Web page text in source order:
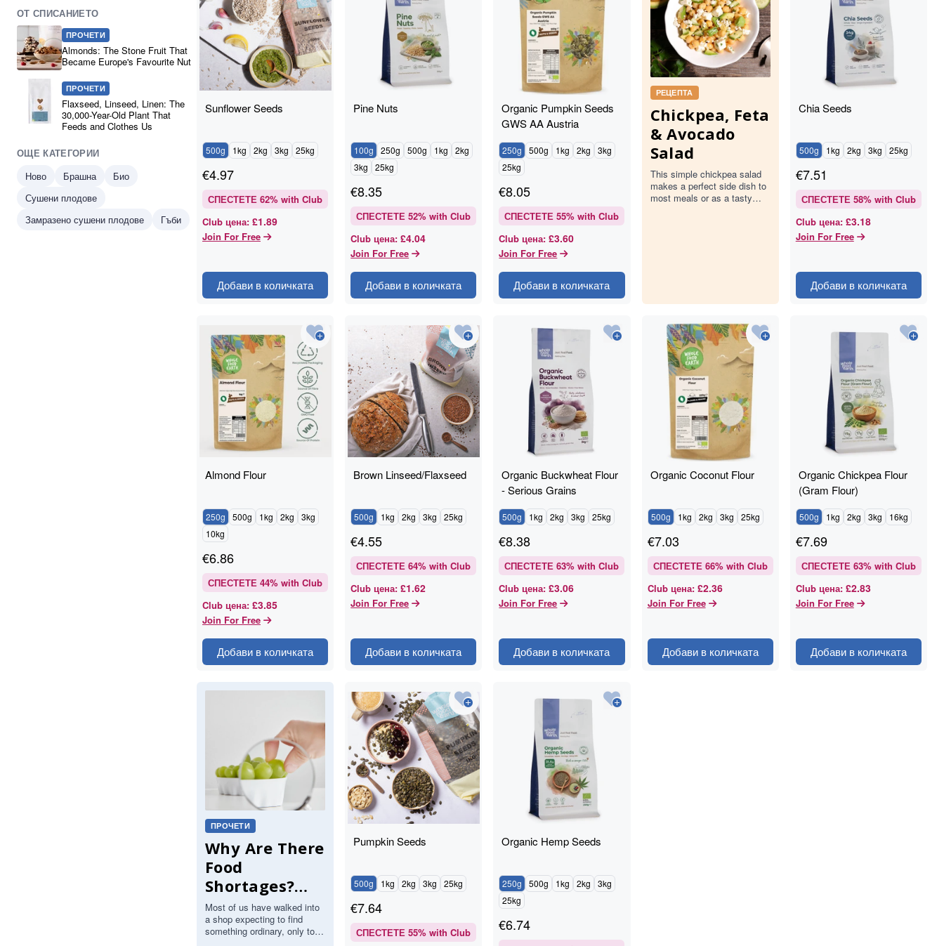
ОТ СПИСАНИЕТО
ПРОЧЕТИ
Almonds: The Stone Fruit That
Became Europe's Favourite Nut
ПРОЧЕТИ
Flaxseed, Linseed, Linen: The
30,000-Year-Old Plant That
Feeds and Clothes Us
ОЩЕ КАТЕГОРИИ
Ново
Брашна
Био
Сушени плодове
Замразено сушени плодове
Гъби
Pumpkin Seeds
500g 1kg 2kg 3kg 25kg
€7.64
СПЕСТЕТЕ 55% with Club
Organic Hemp Seeds
250g 500g 1kg 2kg
3kg
25kg
€6.74
Sunflower Seeds
500g 1kg 2kg 3kg 25kg
€4.97
СПЕСТЕТЕ 62% with Club
Club цена: £1.89
Join For Free
Добави в количката
Pine Nuts
100g 250g 500g 1kg
2kg
3kg
25kg
€8.35
СПЕСТЕТЕ 52% with Club
Club цена: £4.04
Join For Free
Добави в количката
Organic Pumpkin Seeds
GWS AA Austria
250g 500g 1kg 2kg
3kg
25kg
€8.05
СПЕСТЕТЕ 55% with Club
Club цена: £3.60
Join For Free
Добави в количката
РЕЦЕПТА
Chickpea, Feta
& Avocado
Salad
This simple chickpea salad
makes a perfect side dish to
most meals or as a tasty
Chia Seeds
500g 1kg 2kg 3kg 25kg
€7.51
СПЕСТЕТЕ 58% with Club
Club цена: £3.18
Join For Free
Добави в количката
Almond Flour
250g 500g 1kg 2kg
3kg
10kg
€6.86
СПЕСТЕТЕ 44% with Club
Club цена: £3.85
Join For Free
Добави в количката
Brown Linseed/Flaxseed
500g 1kg 2kg 3kg 25kg
€4.55
СПЕСТЕТЕ 64% with Club
Club цена: £1.62
Join For Free
Добави в количката
Organic Buckwheat Flour
- Serious Grains
500g 1kg 2kg 3kg 25kg
€8.38
СПЕСТЕТЕ 63% with Club
Club цена: £3.06
Join For Free
Добави в количката
Organic Coconut Flour
500g 1kg 2kg 3kg 25kg
€7.03
СПЕСТЕТЕ 66% with Club
Club цена: £2.36
Join For Free
Добави в количката
Organic Chickpea Flour
(Gram Flour)
500g 1kg 2kg 3kg 16kg
€7.69
СПЕСТЕТЕ 63% with Club
Club цена: £2.83
Join For Free
Добави в количката
ПРОЧЕТИ
Why Are There
Food
Shortages?
What's Really
Behind Empty
Most of us have walked into
a shop expecting to find
something ordinary, only to